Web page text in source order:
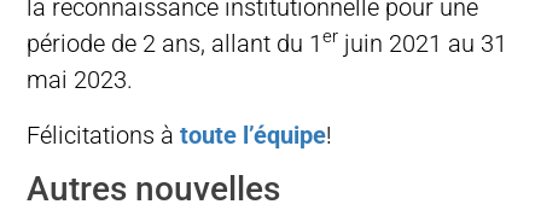
la reconnaissance institutionnelle pour une
période de 2 ans, allant du 1 er juin 2021 au 31
mai 2023.
Félicitations à toute l’équipe!
Autres nouvelles